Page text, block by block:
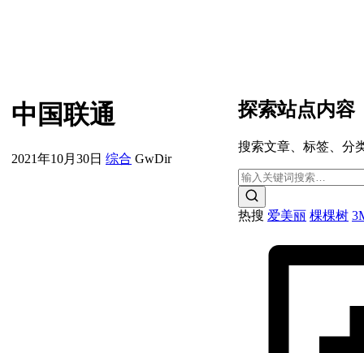
中国联通
2021年10月30日 综合 GwDir
探索站点内容
搜索文章、标签、分
热搜 爱美丽 棵棵树